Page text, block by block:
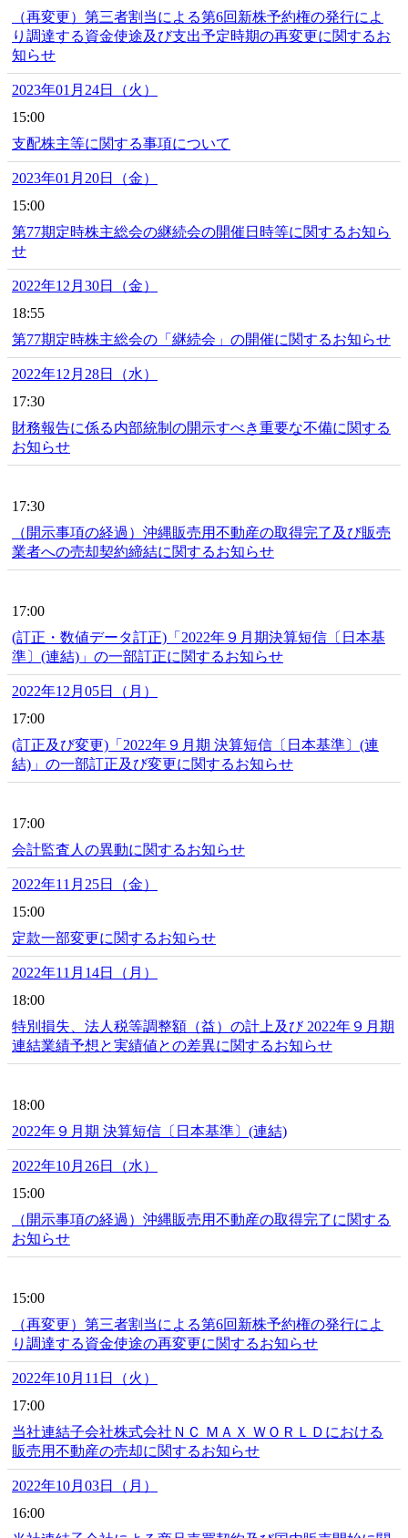
（再変更）第三者割当による第6回新株予約権の発行によ
り調達する資金使途及び支出予定時期の再変更に関するお
知らせ
2023年01月24日（火）
15:00
支配株主等に関する事項について
2023年01月20日（金）
15:00
第77期定時株主総会の継続会の開催日時等に関するお知ら
せ
2022年12月30日（金）
18:55
第77期定時株主総会の「継続会」の開催に関するお知らせ
2022年12月28日（水）
17:30
財務報告に係る内部統制の開示すべき重要な不備に関する
お知らせ
17:30
（開示事項の経過）沖縄販売用不動産の取得完了及び販売
業者への売却契約締結に関するお知らせ
17:00
(訂正・数値データ訂正)「2022年９月期決算短信〔日本基
準〕(連結)」の一部訂正に関するお知らせ
2022年12月05日（月）
17:00
(訂正及び変更)「2022年９月期 決算短信〔日本基準〕(連
結)」の一部訂正及び変更に関するお知らせ
17:00
会計監査人の異動に関するお知らせ
2022年11月25日（金）
15:00
定款一部変更に関するお知らせ
2022年11月14日（月）
18:00
特別損失、法人税等調整額（益）の計上及び 2022年９月期
連結業績予想と実績値との差異に関するお知らせ
18:00
2022年９月期 決算短信〔日本基準〕(連結)
2022年10月26日（水）
15:00
（開示事項の経過）沖縄販売用不動産の取得完了に関する
お知らせ
15:00
（再変更）第三者割当による第6回新株予約権の発行によ
り調達する資金使途の再変更に関するお知らせ
2022年10月11日（火）
17:00
当社連結子会社株式会社ＮＣ ＭＡＸ ＷＯＲＬＤにおける
販売用不動産の売却に関するお知らせ
2022年10月03日（月）
16:00